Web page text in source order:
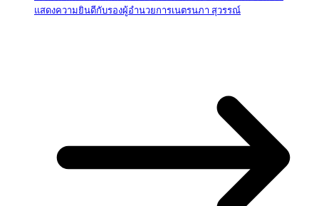
แสดงความยินดีกับรองผู้อำนวยการเนตรนภา สุวรรณ์